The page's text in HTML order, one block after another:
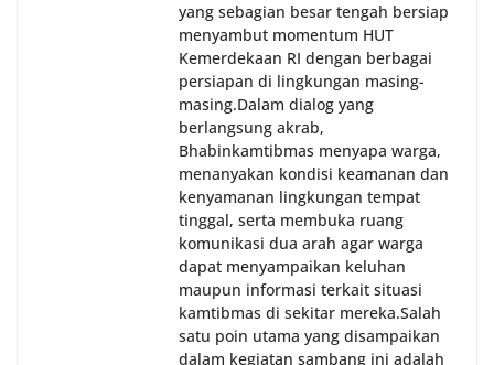
yang sebagian besar tengah bersiap
menyambut momentum HUT
Kemerdekaan RI dengan berbagai
persiapan di lingkungan masing-
masing.‎Dalam dialog yang
berlangsung akrab,
Bhabinkamtibmas menyapa warga,
menanyakan kondisi keamanan dan
kenyamanan lingkungan tempat
tinggal, serta membuka ruang
komunikasi dua arah agar warga
dapat menyampaikan keluhan
maupun informasi terkait situasi
kamtibmas di sekitar mereka.‎‎‎Salah
satu poin utama yang disampaikan
dalam kegiatan sambang ini adalah